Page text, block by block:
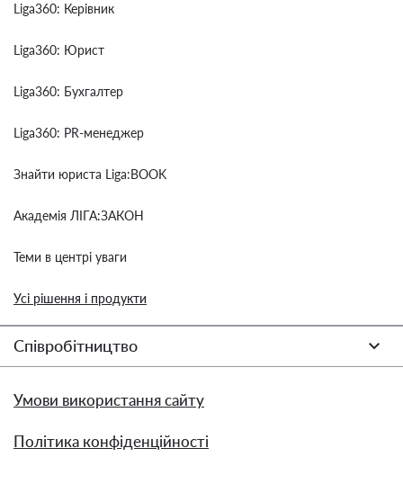
Liga360: Керівник
Liga360: Юрист
Liga360: Бухгалтер
Liga360: PR-менеджер
Знайти юриста Liga:BOOK
Академія ЛІГА:ЗАКОН
Теми в центрі уваги
Усі рішення і продукти
Співробітництво
Умови використання сайту
Політика конфіденційності